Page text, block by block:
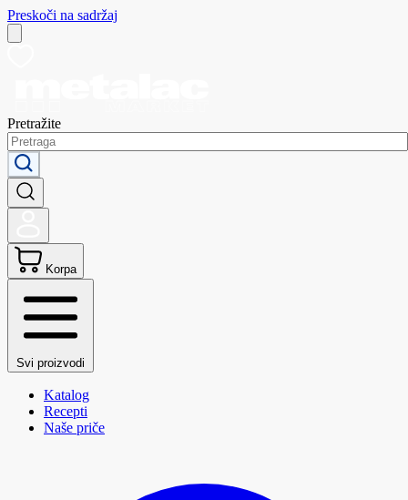
Preskoči na sadržaj
Pretražite
Korpa
Svi proizvodi
Katalog
Recepti
Naše priče